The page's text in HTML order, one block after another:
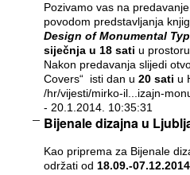
Pozivamo vas na predavanje
povodom predstavljanja
Design of Monumental
siječnja u 18 sati u
Nakon predavanja slijedi
Covers“ isti dan u 20 sati u
/hr/vijesti/mirko-il...izajn-
- 20.1.2014. 10:35:31
Bijenale dizajna u
Kao priprema za Bijenale
održati od 18.09.-